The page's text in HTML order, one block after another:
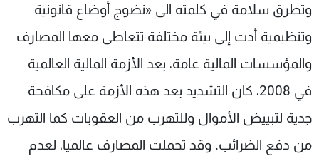
وتطرق سلامة في كلمته الى «نضوج أوضاع قانونية
وتنظيمية أدت إلى بيئة مختلفة تتعاطى معها المصارف
والمؤسسات المالية عامة، بعد الأزمة المالية العالمية
في 2008، كان التشديد بعد هذه الأزمة على مكافحة
جدية لتبييض الأموال وللتهرب من العقوبات كما التهرب
من دفع الضرائب. وقد تحملت المصارف عالميا، لعدم